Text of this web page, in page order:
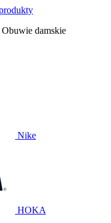
Obuwie damskie
Nike
HOKA